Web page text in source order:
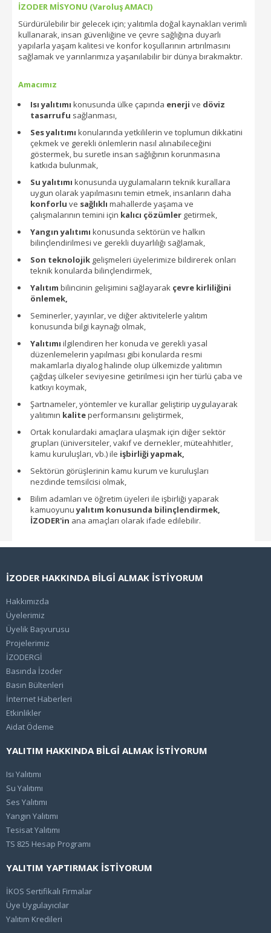
İZODER MİSYONU (Varoluş AMACI)
Sürdürülebilir bir gelecek için; yalıtımla doğal kaynakları verimli
kullanarak, insan güvenliğine ve çevre sağlığına duyarlı
yapılarla yaşam kalitesi ve konfor koşullarının artırılmasını
sağlamak ve yarınlarımıza yaşanılabilir bir dünya bırakmaktır.
Amacımız
Isı yalıtımı konusunda ülke çapında enerji ve döviz
tasarrufu sağlanması,
Ses yalıtımı konularında yetkililerin ve toplumun dikkatini
çekmek ve gerekli önlemlerin nasıl alınabileceğini
göstermek, bu suretle insan sağlığının korunmasına
katkıda bulunmak,
Su yalıtımı konusunda uygulamaların teknik kurallara
uygun olarak yapılmasını temin etmek, insanların daha
konforlu ve sağlıklı mahallerde yaşama ve
çalışmalarının temini için kalıcı çözümler getirmek,
Yangın yalıtımı konusunda sektörün ve halkın
bilinçlendirilmesi ve gerekli duyarlılığı sağlamak,
Son teknolojik gelişmeleri üyelerimize bildirerek onları
teknik konularda bilinçlendirmek,
Yalıtım bilincinin gelişimini sağlayarak çevre kirliliğini
önlemek,
Seminerler, yayınlar, ve diğer aktivitelerle yalıtım
konusunda bilgi kaynağı olmak,
Yalıtımı ilgilendiren her konuda ve gerekli yasal
düzenlemelerin yapılması gibi konularda resmi
makamlarla diyalog halinde olup ülkemizde yalıtımın
çağdaş ülkeler seviyesine getirilmesi için her türlü çaba ve
katkıyı koymak,
Şartnameler, yöntemler ve kurallar geliştirip uygulayarak
yalıtımın kaliteperformansını geliştirmek,
Ortak konulardaki amaçlara ulaşmak için diğer sektör
grupları (üniversiteler, vakıf ve dernekler, müteahhitler,
kamu kuruluşları, vb.) ile işbirliği yapmak,
Sektörün görüşlerinin kamu kurum ve kuruluşları
nezdinde temsilcisi olmak,
Bilim adamları ve öğretim üyeleri ile işbirliği yaparak
kamuoyunuyalıtım konusunda bilinçlendirmek,
İZODER'in ana amaçları olarak ifade edilebilir.
İZODER HAKKINDA BİLGİ ALMAK İSTİYORUM
Hakkımızda
Üyelerimiz
Üyelik Başvurusu
Projelerimiz
İZODERGİ
Basında İzoder
Basın Bültenleri
İnternet Haberleri
Etkinlikler
Aidat Ödeme
YALITIM HAKKINDA BİLGİ ALMAK İSTİYORUM
Isı Yalıtımı
Su Yalıtımı
Ses Yalıtımı
Yangın Yalıtımı
Tesisat Yalıtımı
TS 825 Hesap Programı
YALITIM YAPTIRMAK İSTİYORUM
İKOS Sertifikalı Firmalar
Üye Uygulayıcılar
Yalıtım Kredileri